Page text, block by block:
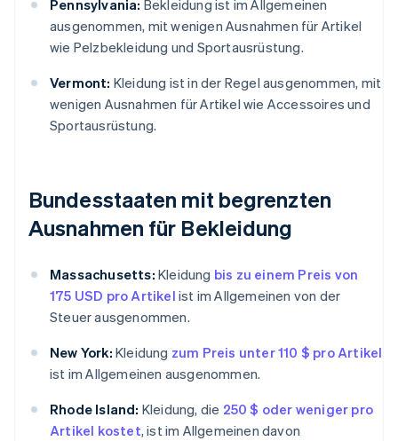
Pennsylvania: Bekleidung ist im Allgemeinen
ausgenommen, mit wenigen Ausnahmen für Artikel
wie Pelzbekleidung und Sportausrüstung.
Vermont: Kleidung ist in der Regel ausgenommen, mit
wenigen Ausnahmen für Artikel wie Accessoires und
Sportausrüstung.
Bundesstaaten mit begrenzten
Ausnahmen für Bekleidung
Massachusetts: Kleidung bis zu einem Preis von
175 USD pro Artikel ist im Allgemeinen von der
Steuer ausgenommen.
New York: Kleidung zum Preis unter 110 $ pro Artikel
ist im Allgemeinen ausgenommen.
Rhode Island: Kleidung, die 250 $ oder weniger pro
Artikel kostet, ist im Allgemeinen davon